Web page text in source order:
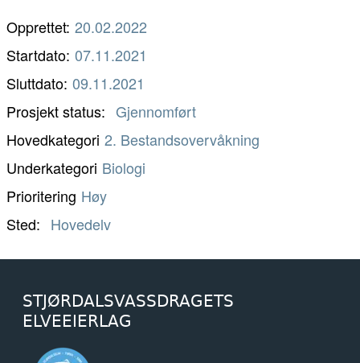
Opprettet: 20.02.2022
Startdato: 07.11.2021
Sluttdato: 09.11.2021
Prosjekt status
Gjennomført
Hovedkategori 2. Bestandsovervåkning
Underkategori Biologi
Prioritering Høy
Sted
Hovedelv
STJØRDALSVASSDRAGETS
ELVEEIERLAG